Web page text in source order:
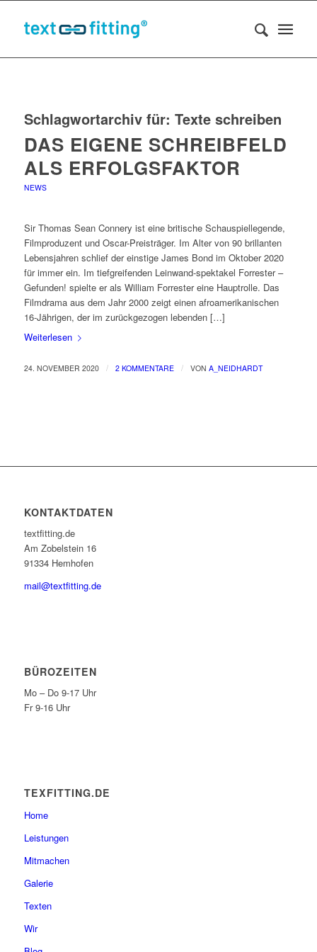
Schlagwortarchiv für: Texte schreiben
DAS EIGENE SCHREIBFELD
ALS ERFOLGSFAKTOR
NEWS
Sir Thomas Sean Connery ist eine britische Schauspiellegende,
Filmproduzent und Oscar-Preisträger. Im Alter von 90 brillanten
Lebensjahren schlief der einstige James Bond im Oktober 2020
für immer ein. Im tiefgreifenden Leinwand-spektakel Forrester –
Gefunden! spielte er als William Forrester eine Hauptrolle. Das
Filmdrama aus dem Jahr 2000 zeigt einen afroamerikanischen
16-Jährigen, der im zurückgezogen lebenden […]
Weiterlesen
24. NOVEMBER 2020 / 2 KOMMENTARE / VON A_NEIDHARDT
KONTAKTDATEN
textfitting.de
Am Zobelstein 16
91334 Hemhofen
mail@textfitting.de
BÜROZEITEN
Mo – Do 9-17 Uhr
Fr 9-16 Uhr
TEXFITTING.DE
Home
Leistungen
Mitmachen
Galerie
Texten
Wir